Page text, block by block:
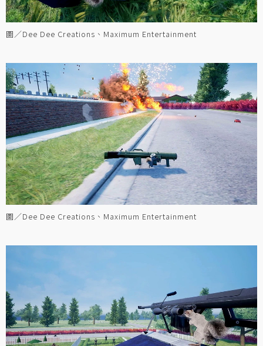
圖／Dee Dee Creations、Maximum Entertainment
圖／Dee Dee Creations、Maximum Entertainment